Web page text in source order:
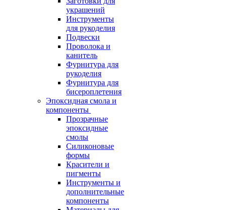
украшений
Инструменты
для рукоделия
Подвески
Проволока и
канитель
Фурнитура для
рукоделия
Фурнитура для
бисероплетения
Эпоксидная смола и
компоненты
Прозрачные
эпоксидные
смолы
Силиконовые
формы
Красители и
пигменты
Инструменты и
дополнительные
компоненты